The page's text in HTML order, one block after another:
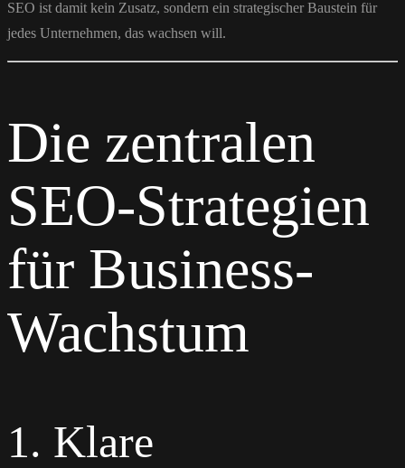
SEO ist damit kein Zusatz, sondern ein strategischer Baustein für
jedes Unternehmen, das wachsen will.
Die zentralen
SEO-Strategien
für Business-
Wachstum
1. Klare